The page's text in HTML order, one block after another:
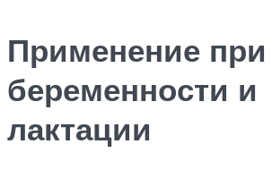
Применение при
беременности и
лактации